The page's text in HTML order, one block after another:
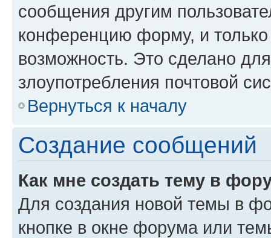
сообщения другим
конференцию форму, и
возможность. Это сделано
злоупотребления почтовой
Вернуться к началу
Создание сообщений
Как мне создать тему в
Для создания новой темы в
кнопке в окне форума или